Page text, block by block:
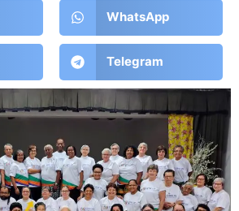
WhatsApp
Telegram